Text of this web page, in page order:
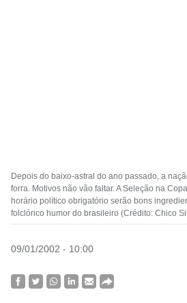
Depois do baixo-astral do ano passado, a
forra. Motivos não vão faltar. A Seleção na
horário político obrigatório serão bons
folclórico humor do brasileiro (Crédito: Chico
09/01/2002 - 10:00